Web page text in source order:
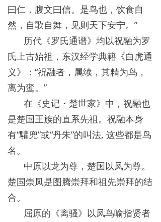
曰仁，腹文曰信。是鸟也，饮食自
然，自歌自舞，见则天下安宁。”
历代《罗氏通谱》均以祝融为罗
氏上古始祖，东汉经学典籍《白虎通
义》：“祝融者，属续，其精为鸟，
离为鸾。”
在《史记・楚世家》中，祝融也
是楚国王族的直系先祖。祝融本身
有“驩兜”或“丹朱”的叫法, 这些都是鸟
名。
中原以龙为尊，楚国以凤为尊。
楚国崇凤是图腾崇拜和祖先崇拜的结
合。
屈原的《离骚》以凤鸟喻指贤者